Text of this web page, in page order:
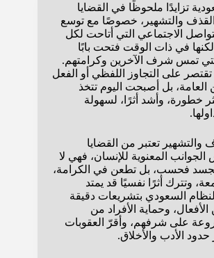
تزايدًا ملحوظًا في القضايا
والتشهير، خصوصًا مع توسع
الاجتماعي التي أتاحت لكل
في ذات الوقت فتحت بابًا
تمس شرف الآخرين وكرامتهم.
تقتصر على التجاوز اللفظي أو الفعل
العامة، بل أصبحت اليوم تتخذ
خطورة، وأشد أثرًا، لسهولة
تعتبر من القضايا
المعنوية للإنسان، فهي لا
فحسب، بل تطعن في الكرامة،
وتترك أثرًا نفسيًا قد يمتد
السعودي بتشريعات دقيقة
وحماية الأفراد من
على شرفهم، وأقرّ العقوبات
حدود الأدب والأخلاق.